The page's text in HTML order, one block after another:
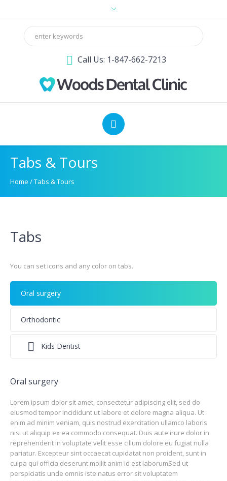
Call Us: 1-847-662-7213
Tabs & Tours
Home /Tabs & Tours
Tabs
You can set icons and any color on tabs.
Oral surgery
Orthodontic
Kids Dentist
Oral surgery
Lorem ipsum dolor sit amet, consectetur adipiscing elit, sed do
eiusmod tempor incididunt ut labore et dolore magna aliqua. Ut
enim ad minim veniam, quis nostrud exercitation ullamco laboris
nisi ut aliquip ex ea commodo consequat. Duis aute irure dolor in
reprehenderit in voluptate velit esse cillum dolore eu fugiat nulla
pariatur. Excepteur sint occaecat cupidatat non proident, sunt in
culpa qui officia deserunt mollit anim id est laborumSed ut
perspiciatis unde omnis iste natus error sit voluptatem